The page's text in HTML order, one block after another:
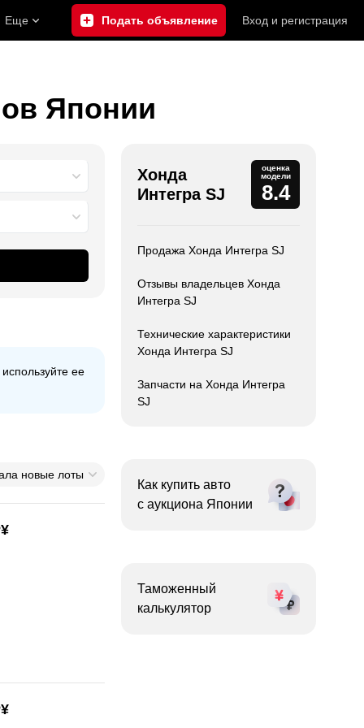
Еще Подать объявление Вход и регистрация
Японии
еe
новые лоты
Хонда
Интегра SJ
оценка
модели
8.4
Продажа Хонда Интегра SJ
Отзывы владельцев Хонда
Интегра SJ
Технические характеристики
Хонда Интегра SJ
Запчасти на Хонда Интегра
SJ
Как купить авто
с аукциона Японии
Таможенный
калькулятор